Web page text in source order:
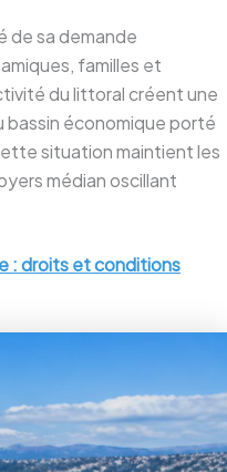
de sa demande
familles et
du littoral créent une
bassin économique porté
situation maintient les
médian oscillant
: droits et conditions